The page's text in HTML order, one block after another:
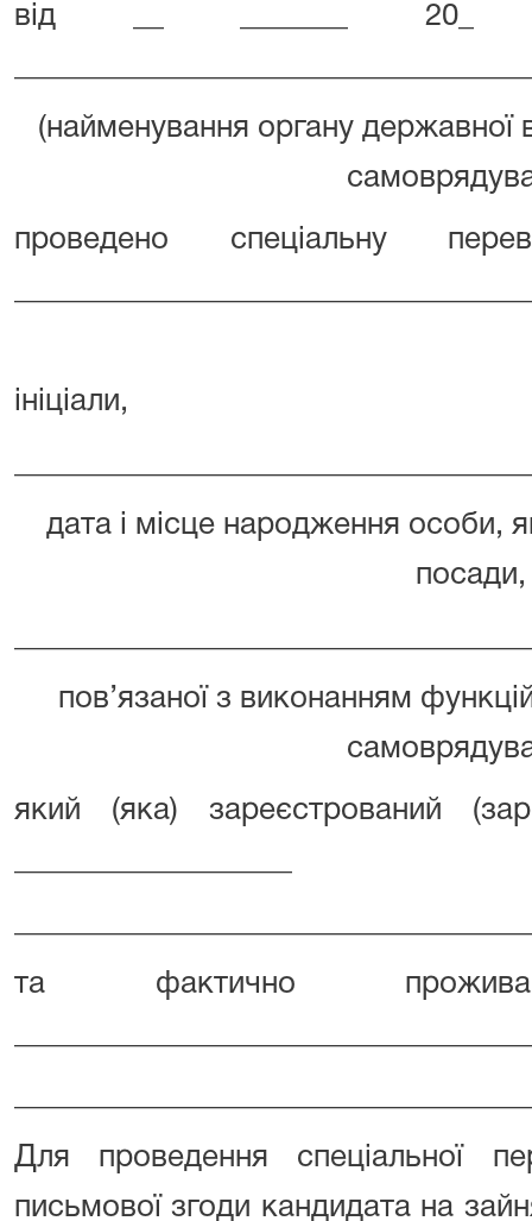
від __ _______
(найменування органу державної
проведено спеціальну
ініціали,
дата і місце народження особи,
посади,
пов’язаної з виконанням
який (яка) зареєстрований
та фактично
Для проведення спеціальної
письмової згоди кандидата на